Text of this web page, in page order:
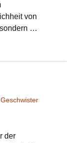
von
…
Geschwister
der